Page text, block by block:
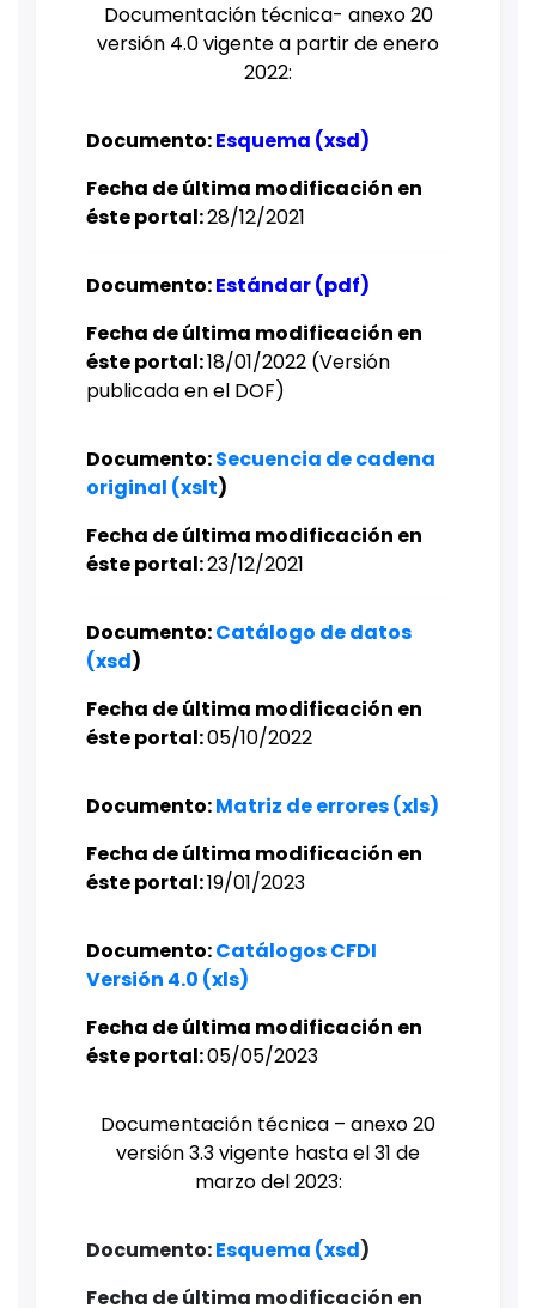
Documentación técnica- anexo 20
versión 4.0 vigente a partir de enero
2022:
Documento:Esquema (xsd)
Fecha de última modificación en
éste portal: ​28/12/2021
Documento:Estándar (pdf)
Fecha de última modificación en
éste portal:18/01/2022 (Versión
publicada en el DOF)
Documento:Secuencia de cadena
original (xslt)
Fecha de última modificación en
éste portal:23/12/2021
Documento:Catálogo de datos
(xsd)​
Fecha de última modificación en
éste portal:05/10/2022
Documento:Matriz de errores (xls)
Fecha de última modificación en
éste portal:19/01/2023​
Documento:Catálogos CFDI
Versión 4.0 (xls)
Fecha de última modificación en
éste portal:05/05/2023​
Documentación técnica – anexo 20
versión 3.3 vigente hasta el 31 de
marzo del 2023:
Documento:Esquema (xsd) ​
Fecha de última modificación en